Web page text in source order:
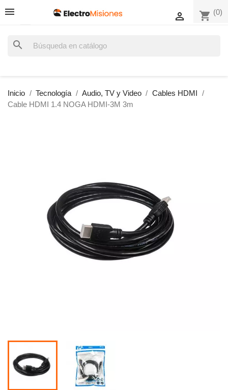
shopping_cart (0)

search
Inicio Tecnología Audio, TV y Video
Cables HDMI
Cable HDMI 1.4 NOGA HDMI-3M 3m